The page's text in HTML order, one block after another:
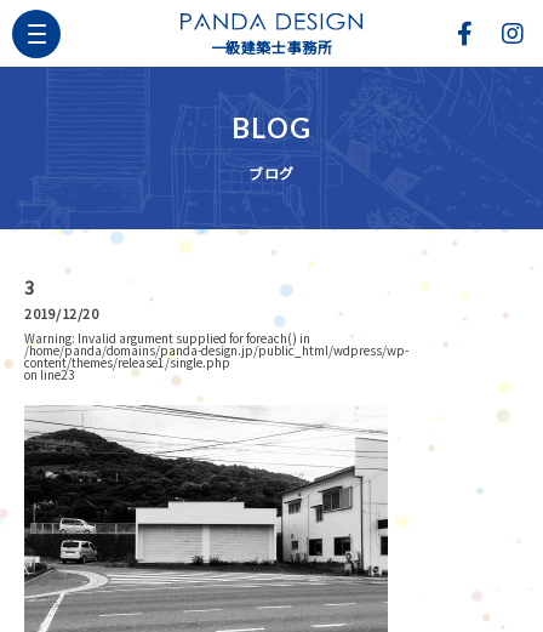
一級建築士事務所
BLOG
ブログ
3
2019/12/20
Warning: Invalid argument supplied for foreach() in
/home/panda/domains/panda-design.jp/public_html/wdpress/wp-
content/themes/release1/single.php
on line23